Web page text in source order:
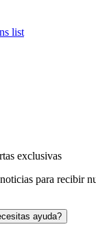
list
exclusivas
para recibir
ayuda?